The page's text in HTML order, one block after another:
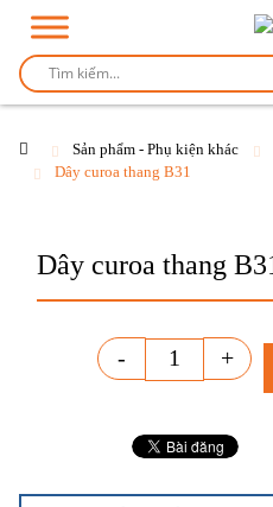
Sản phẩm - Phụ kiện khác
Dây curoa thang B31
Dây curoa thang
Quantity
- +